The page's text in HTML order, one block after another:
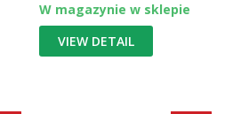
W magazynie w sklepie
VIEW DETAIL